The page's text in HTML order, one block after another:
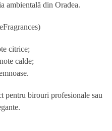
ambientală din Oradea.
citrice;
calde;
pentru birouri profesionale sau